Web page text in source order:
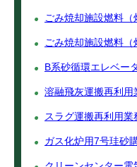
ごみ焼却施設燃料（
ごみ焼却施設燃料（
B系砂循環エレベー
溶融飛灰運搬再利用
スラグ運搬再利用業
ガス化炉用7号珪砂